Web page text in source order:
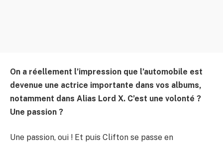
On a réellement l’impression que l’automobile est
devenue une actrice importante dans vos albums,
notamment dans Alias Lord X. C’est une volonté ?
Une passion ?
Une passion, oui ! Et puis Clifton se passe en